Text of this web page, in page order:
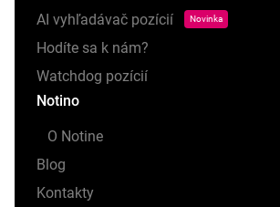
AI vyhľadávač pozícií Novinka
Hodíte sa k nám?
Watchdog pozícií
Notino
O Notine
Blog
Kontakty